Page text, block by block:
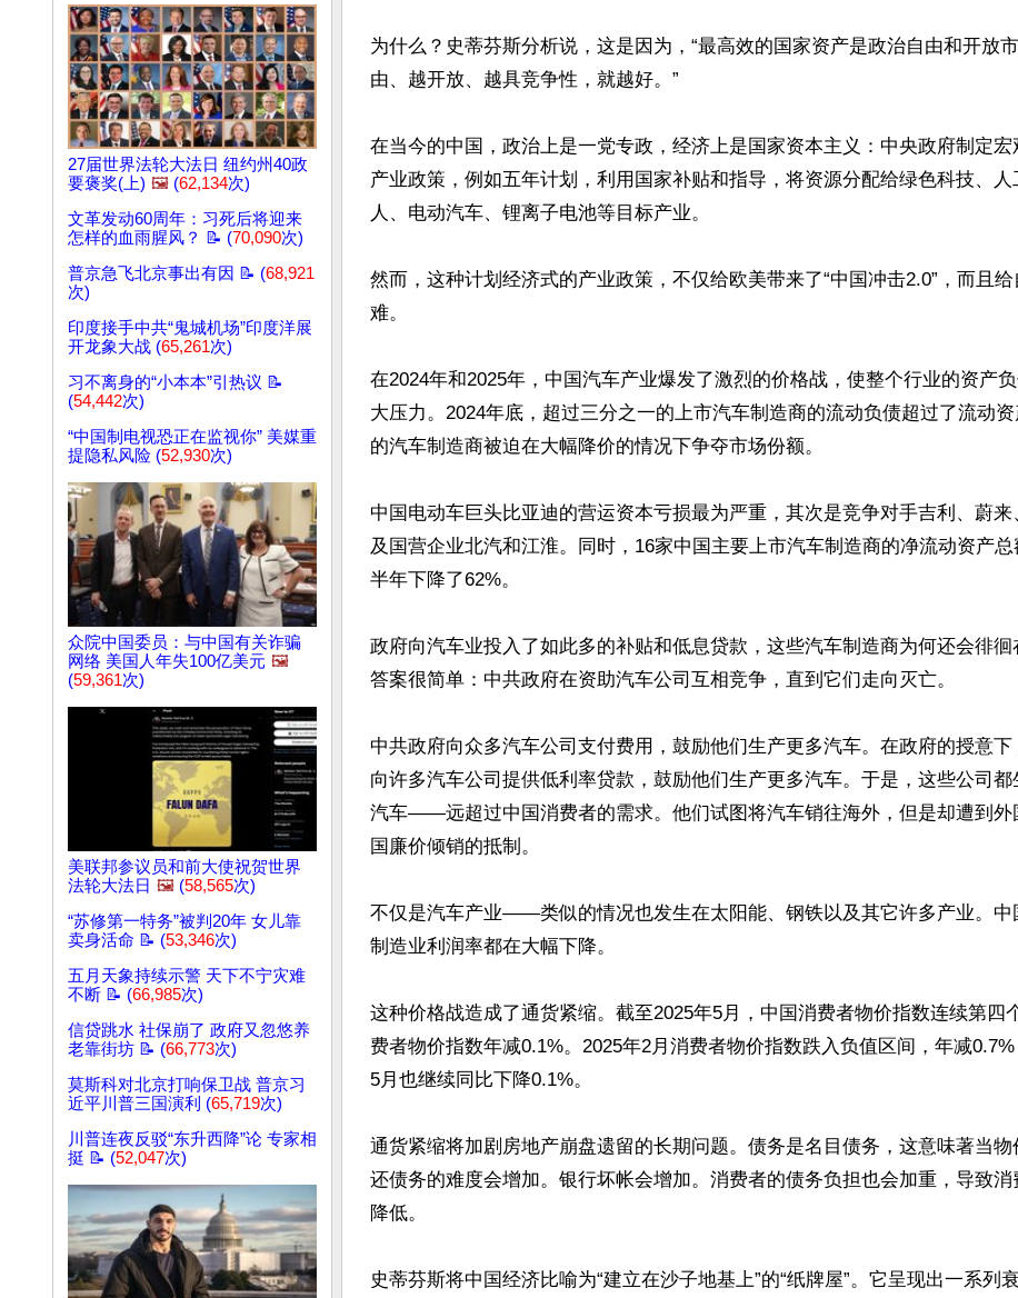
27届世界法轮大法日 纽约州40政
要褒奖(上) 🖼️ (62,134次)
文革发动60周年：习死后将迎来
怎样的血雨腥风？ 📝 (70,090次)
普京急飞北京事出有因 📝 (68,921
次)
印度接手中共“鬼城机场”印度洋展
开龙象大战 (65,261次)
习不离身的“小本本”引热议 📝
(54,442次)
“中国制电视恐正在监视你” 美媒重
提隐私风险 (52,930次)
众院中国委员：与中国有关诈骗
网络 美国人年失100亿美元 🖼️
(59,361次)
美联邦参议员和前大使祝贺世界
法轮大法日 🖼️ (58,565次)
“苏修第一特务”被判20年 女儿靠
卖身活命 📝 (53,346次)
五月天象持续示警 天下不宁灾难
不断 📝 (66,985次)
信贷跳水 社保崩了 政府又忽悠养
老靠街坊 📝 (66,773次)
莫斯科对北京打响保卫战 普京习
近平川普三国演利 (65,719次)
川普连夜反驳“东升西降”论 专家相
挺 📝 (52,047次)
为什么？史蒂芬斯分析说，这是因为，“最高效的国家资产是政治自由和开
由、越开放、越具竞争性，就越好。”
在当今的中国，政治上是一党专政，经济上是国家资本主义：中央政府制定宏
产业政策，例如五年计划，利用国家补贴和指导，将资源分配给绿色科技、人
人、电动汽车、锂离子电池等目标产业。
然而，这种计划经济式的产业政策，不仅给欧美带来了“中国冲击2.0”，而且
难。
在2024年和2025年，中国汽车产业爆发了激烈的价格战，使整个行业的资产
大压力。2024年底，超过三分之一的上市汽车制造商的流动负债超过了流动
的汽车制造商被迫在大幅降价的情况下争夺市场份额。
中国电动车巨头比亚迪的营运资本亏损最为严重，其次是竞争对手吉利、蔚来
及国营企业北汽和江淮。同时，16家中国主要上市汽车制造商的净流动资产
半年下降了62%。
政府向汽车业投入了如此多的补贴和低息贷款，这些汽车制造商为何还会徘徊
答案很简单：中共政府在资助汽车公司互相竞争，直到它们走向灭亡。
中共政府向众多汽车公司支付费用，鼓励他们生产更多汽车。在政府的授意
向许多汽车公司提供低利率贷款，鼓励他们生产更多汽车。于是，这些公司都
汽车——远超过中国消费者的需求。他们试图将汽车销往海外，但是却遭到外
国廉价倾销的抵制。
不仅是汽车产业——类似的情况也发生在太阳能、钢铁以及其它许多产业。中
制造业利润率都在大幅下降。
这种价格战造成了通货紧缩。截至2025年5月，中国消费者物价指数连续第四
费者物价指数年减0.1%。2025年2月消费者物价指数跌入负值区间，年减
5月也继续同比下降0.1%。
通货紧缩将加剧房地产崩盘遗留的长期问题。债务是名目债务，这意味著当
还债务的难度会增加。银行坏帐会增加。消费者的债务负担也会加重，导致消
降低。
史蒂芬斯将中国经济比喻为“建立在沙子地基上”的“纸牌屋”。它呈现出一系列